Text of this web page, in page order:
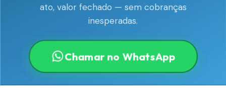
ato, valor fechado — sem cobranças
inesperadas.
Chamar no WhatsApp